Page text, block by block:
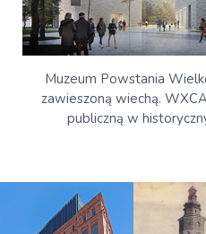
Muzeum Powstania
zawieszoną wiechą.
publiczną w